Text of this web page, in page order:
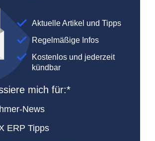
Aktuelle Artikel und Tipps
Regelmäßige Infos
Kostenlos und jederzeit
kündbar
mich für:*
News
ERP Tipps